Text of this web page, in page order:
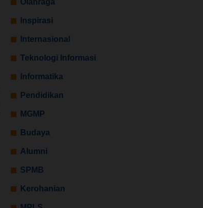
Olahraga
Inspirasi
Internasional
Teknologi Informasi
Informatika
Pendidikan
MGMP
Budaya
Alumni
SPMB
Kerohanian